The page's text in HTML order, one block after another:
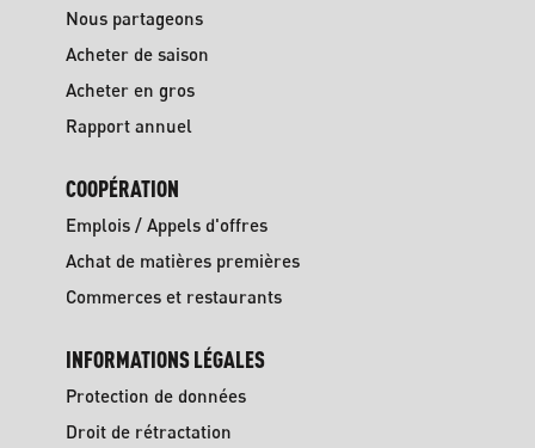
Nous partageons
Acheter de saison
Acheter en gros
Rapport annuel
COOPÉRATION
Emplois / Appels d'offres
Achat de matières premières
Commerces et restaurants
INFORMATIONS LÉGALES
Protection de données
Droit de rétractation